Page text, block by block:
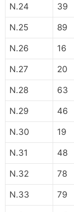
N.24 39
N.25 89
N.26 16
N.27 20
N.28 63
N.29 46
N.30 19
N.31 48
N.32 78
N.33 79